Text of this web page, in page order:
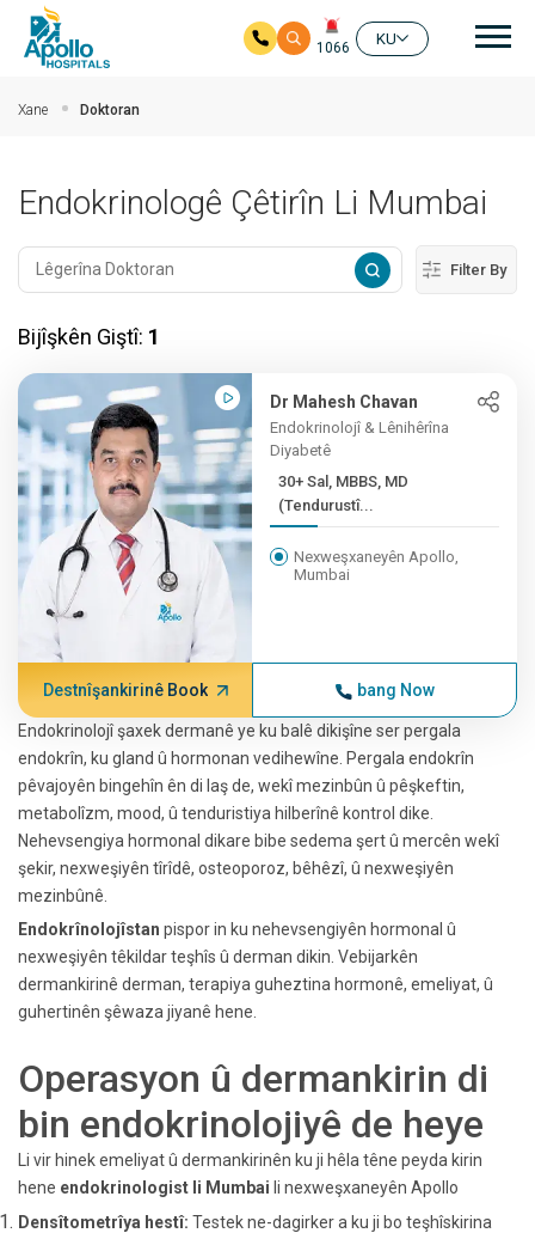
1066
KU
Xane Doktoran
Endokrinologê Çêtirîn Li Mumbai
Filter By
Bijîşkên Giştî: 1
Dr Mahesh Chavan
Endokrinolojî & Lênihêrîna
Diyabetê
30+ Sal, MBBS, MD
(Tendurustî...
Nexweşxaneyên Apollo,
Mumbai
Destnîşankirinê Book bang Now
Endokrinolojî şaxek dermanê ye ku balê dikişîne ser pergala
endokrîn, ku gland û hormonan vedihewîne. Pergala endokrîn
pêvajoyên bingehîn ên di laş de, wekî mezinbûn û pêşkeftin,
metabolîzm, mood, û tenduristiya hilberînê kontrol dike.
Nehevsengiya hormonal dikare bibe sedema şert û mercên wekî
şekir, nexweşiyên tîrîdê, osteoporoz, bêhêzî, û nexweşiyên
mezinbûnê.
Endokrînolojîstan pispor in ku nehevsengiyên hormonal û
nexweşiyên têkildar teşhîs û derman dikin. Vebijarkên
dermankirinê derman, terapiya guheztina hormonê, emeliyat, û
guhertinên şêwaza jiyanê hene.
Operasyon û dermankirin di
bin endokrinolojiyê de heye
Li vir hinek emeliyat û dermankirinên ku ji hêla têne peyda kirin
hene endokrinologist li Mumbai li nexweşxaneyên Apollo
Densîtometrîya hestî: Testek ne-dagirker a ku ji bo teşhîskirina